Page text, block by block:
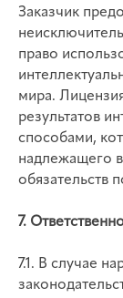
Заказчик
право
мира.
результатов
способами,
надлежащего
обязательств
7.
7.1. В случае